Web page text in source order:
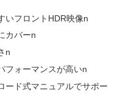
いフロントHDR映像n
カバーn
n
フォーマンスが高いn
ード式マニュアルでサポー